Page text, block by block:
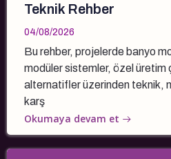
Teknik Rehber
04/08/2026
Bu rehber, projelerde banyo
modüler sistemler, özel üretim
alternatifler üzerinden teknik,
karş
Okumaya devam et